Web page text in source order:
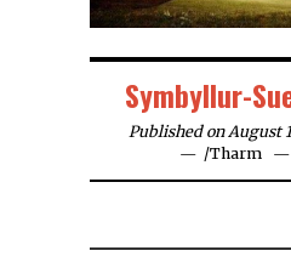
Symbyllur-
Published on August
/Tharm